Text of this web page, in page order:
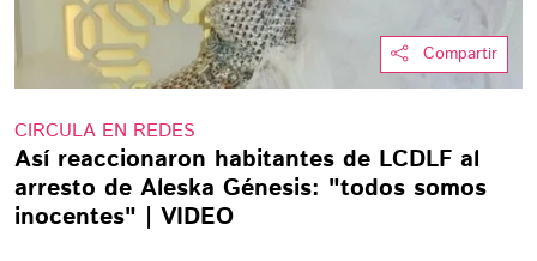
Compartir
CIRCULA EN REDES
Así reaccionaron habitantes de LCDLF al
arresto de Aleska Génesis: "todos somos
inocentes" | VIDEO